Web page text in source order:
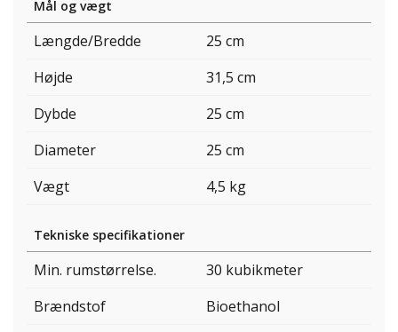
Mål og vægt
Længde/Bredde
25 cm
Højde
31,5 cm
Dybde
25 cm
Diameter
25 cm
Vægt
4,5 kg
Tekniske specifikationer
Min. rumstørrelse.
30 kubikmeter
Brændstof
Bioethanol